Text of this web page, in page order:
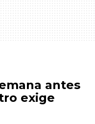
antes
exige